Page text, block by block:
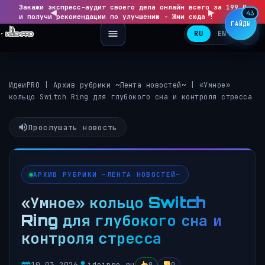
◀
Закажи экспресс-аудит своего дела онлайн всего за 199 ₽
и получи рекомендации по улучшению - Жми сюда !
▶
RU EN
ИдеиPRO Архив рубрики ~Лента новостей~
«Умное»
кольцо Switch Ring для глубокого сна и контроля стресса
Прослушать новость
АРХИВ РУБРИКИ ~ЛЕНТА НОВОСТЕЙ~
«Умное» кольцо Switch
Ring для глубокого сна и
контроля стресса
ГАЙДЫ
43